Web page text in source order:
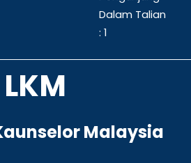
Dalam Talian
: 1
LKM
Malaysia